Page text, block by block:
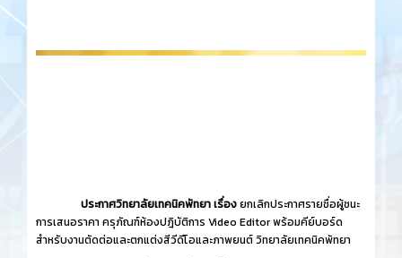
ประกาศวิทยาลัยเทคนิคพัทยา เรื่องยกเลิกประกาศรายชื่อผู้ชนะ
การเสนอราคา ครุภัณฑ์ห้องปฎิบัติการ Video Editor พร้อมคีย์บอร์ด
สำหรับงานตัดต่อและตกแต่งสีวีดีโอและภาพยนต์ วิทยาลัยเทคนิคพัทยา